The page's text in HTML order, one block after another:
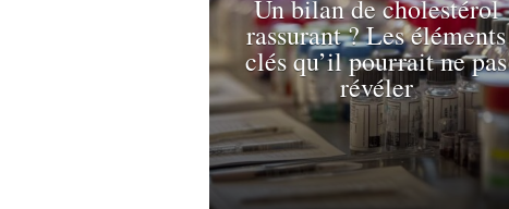
Un bilan de cholestérol
rassurant ? Les éléments
clés qu’il pourrait ne pas
révéler